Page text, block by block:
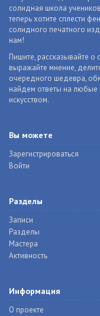
солидная школа
теперь хотите сплести
солидного печатного
нам!
Пишите, рассказывайте о
выражайте мнение,
очередного шедевра,
найдем ответы на любые
искусством.
Вы можете
Зарегистрироваться
Войти
Разделы
Записи
Разделы
Мастера
Активность
Информация
О проекте